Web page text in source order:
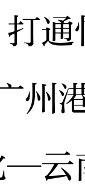
打
州
—云